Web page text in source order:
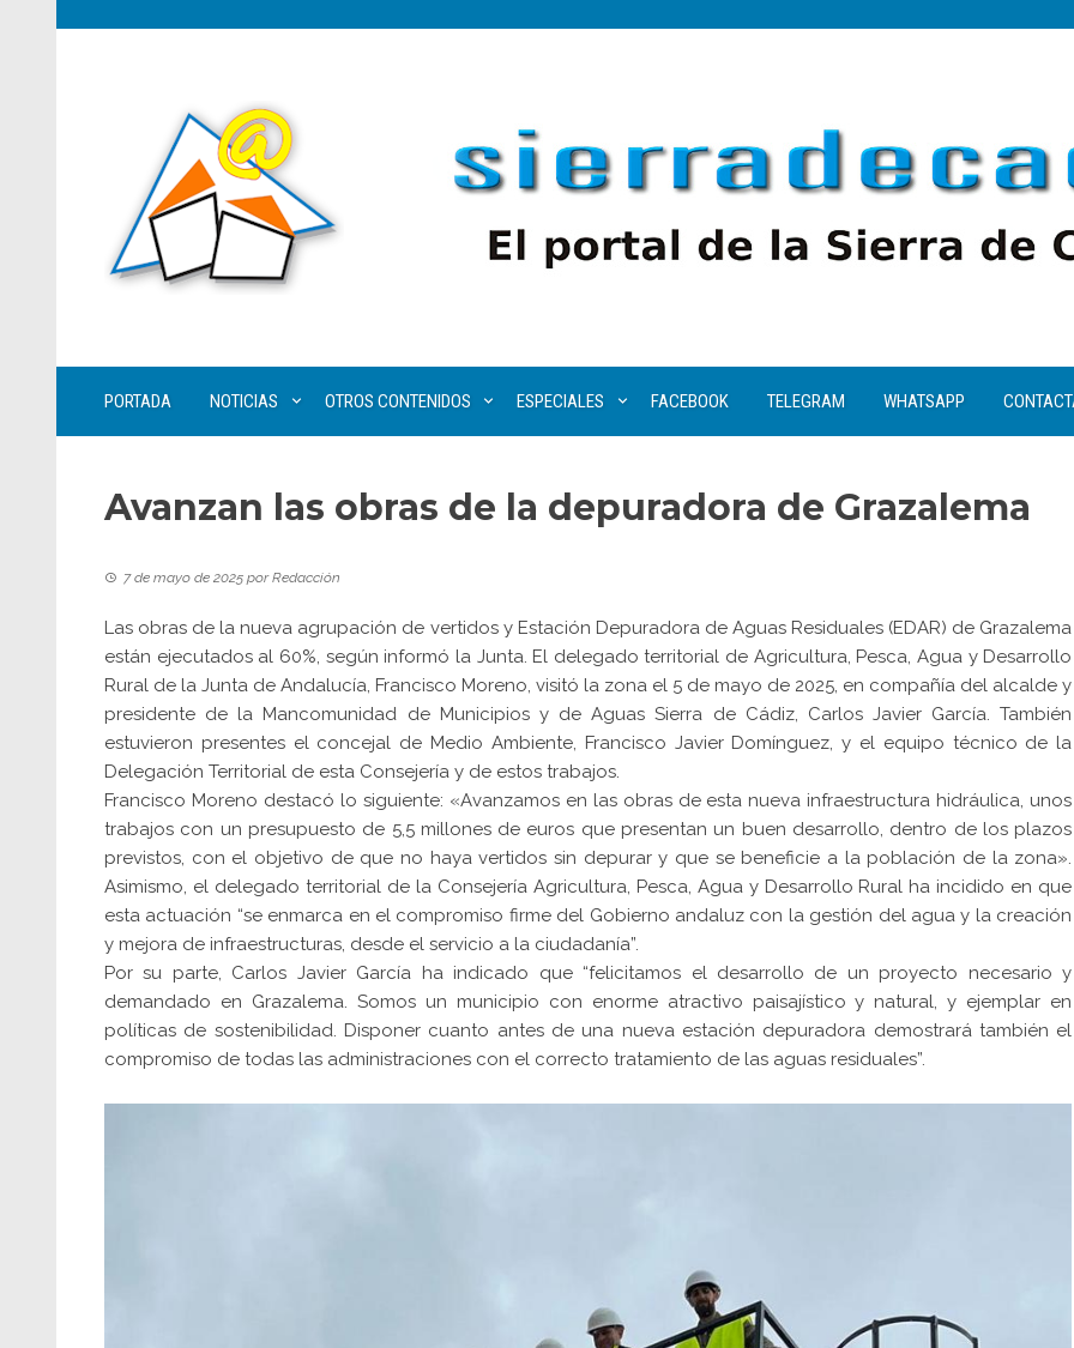
PORTADA NOTICIAS OTROS CONTENIDOS ESPECIALES FACEBOOK TELEGRAM WHATSAPP
Avanzan las obras de la depuradora de Grazalema
7 de mayo de 2025 porRedacción
Las obras de la nueva agrupación de vertidos y Estación Depuradora de Aguas Residuales (EDAR) de Grazalema
están ejecutados al 60%, según informó la Junta. El delegado territorial de Agricultura, Pesca, Agua y Desarrollo
Rural de la Junta de Andalucía, Francisco Moreno, visitó la zona el 5 de mayo de 2025, en compañía del alcalde y
presidente de la Mancomunidad de Municipios y de Aguas Sierra de Cádiz, Carlos Javier García. También
estuvieron presentes el concejal de Medio Ambiente, Francisco Javier Domínguez, y el equipo técnico de la
Delegación Territorial de esta Consejería y de estos trabajos.
Francisco Moreno destacó lo siguiente: «Avanzamos en las obras de esta nueva infraestructura hidráulica, unos
trabajos con un presupuesto de 5,5 millones de euros que presentan un buen desarrollo, dentro de los plazos
previstos, con el objetivo de que no haya vertidos sin depurar y que se beneficie a la población de la zona».
Asimismo, el delegado territorial de la Consejería Agricultura, Pesca, Agua y Desarrollo Rural ha incidido en que
esta actuación “se enmarca en el compromiso firme del Gobierno andaluz con la gestión del agua y la creación
y mejora de infraestructuras, desde el servicio a la ciudadanía”.
Por su parte, Carlos Javier García ha indicado que “felicitamos el desarrollo de un proyecto necesario y
demandado en Grazalema. Somos un municipio con enorme atractivo paisajístico y natural, y ejemplar en
políticas de sostenibilidad. Disponer cuanto antes de una nueva estación depuradora demostrará también el
compromiso de todas las administraciones con el correcto tratamiento de las aguas residuales”.